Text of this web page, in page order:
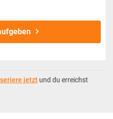
jetzt und du erreichst